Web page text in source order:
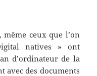
ceux que l’on
natives » ont
d’ordinateur de la
avec des documents